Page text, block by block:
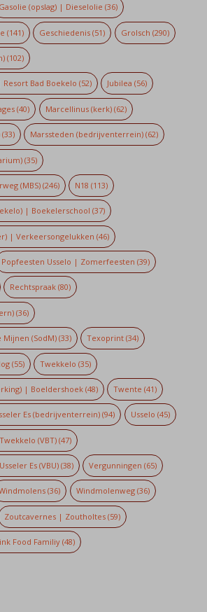
Gasolie (opslag) | Dieselolie (36)
(141) Geschiedenis (51) Grolsch (290)
(102)
Bad Boekelo (52) Jubilea (56)
(40) Marcellinus (kerk)(62)
(33) Marssteden (bedrijventerrein) (62)
(35)
(MBS)(246) N18 (113)
| Boekelerschool (37)
| Verkeersongelukken (46)
Popfeesten Usselo | Zomerfeesten (39)
Rechtspraak (80)
(36)
Mijnen (SodM)(33) Texoprint (34)
(55) Twekkelo (35)
| Boeldershoek(48) Twente (41)
Es (bedrijventerrein) (94) Usselo (45)
(VBT)(47)
Es (VBU)(38) Vergunningen (65)
(36) Windmolenweg(36)
Zoutcavernes | Zoutholtes (59)
Food Familiy(48)